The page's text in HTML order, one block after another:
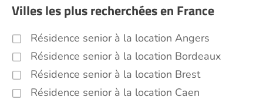
Villes les plus recherchées en France
Résidence senior à la location Angers
Résidence senior à la location Bordeaux
Résidence senior à la location Brest
Résidence senior à la location Caen